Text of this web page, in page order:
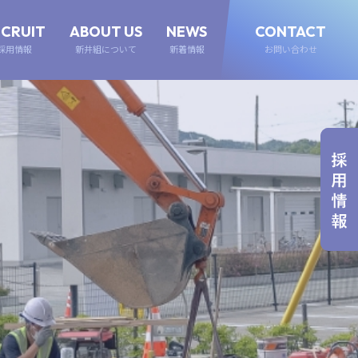
用情報
ABOUT US
新井組について
NEWS
新着情報
CONTACT
お問い合わせ